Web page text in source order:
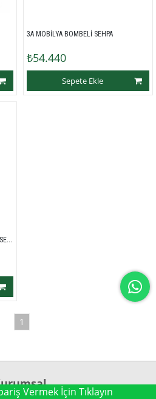
3A MOBİLYA BOMBELİ SEHPA
₺54.440
Sepete Ekle
3A MOBİLYA MODER CEVİZ ESKİTME SEHPA
1
Vermek İçin Tıklayın